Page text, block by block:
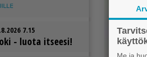
7.15
- luo­ta it­see­si!
Me ja